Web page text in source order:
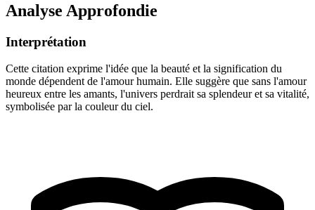
Analyse Approfondie
Interprétation
Cette citation exprime l'idée que la beauté et la signification du
monde dépendent de l'amour humain. Elle suggère que sans l'amour
heureux entre les amants, l'univers perdrait sa splendeur et sa vitalité,
symbolisée par la couleur du ciel.